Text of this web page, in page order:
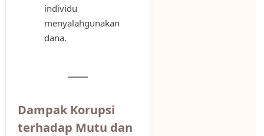
individu
menyalahgunakan
dana.
Dampak Korupsi
terhadap Mutu dan